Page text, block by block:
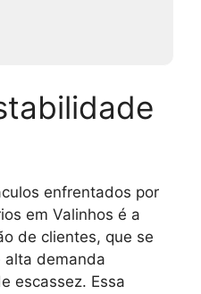
enfrentados por
em Valinhos é a
de clientes, que se
alta demanda
escassez. Essa